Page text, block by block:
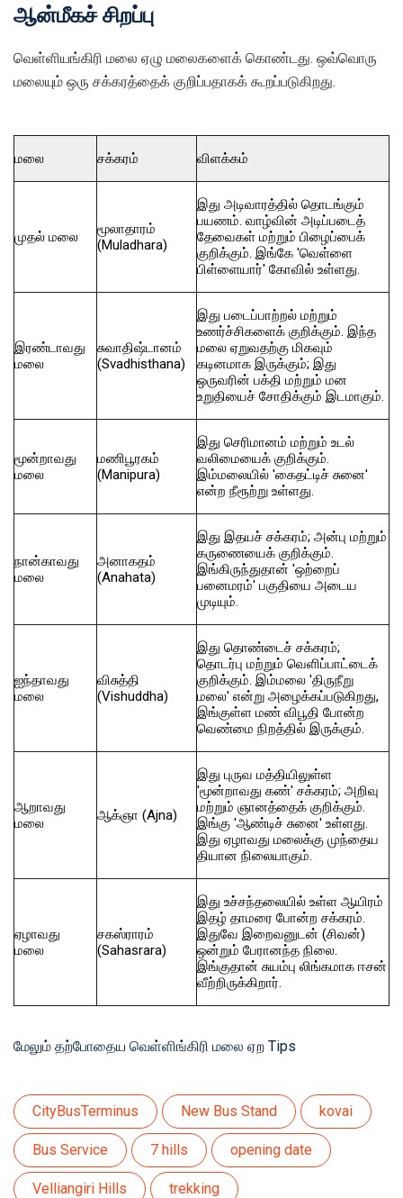
ஆன்மீகச் சிறப்பு
வெள்ளியங்கிரி மலை ஏழு மலைகளைக் கொண்டது. ஒவ்வொரு
மலையும் ஒரு சக்கரத்தைக் குறிப்பதாகக் கூறப்படுகிறது.
மலை சக்கரம் விளக்கம்
முதல் மலை
மூலாதாரம்
(Muladhara)
இது அடிவாரத்தில் தொடங்கும்
பயணம். வாழ்வின் அடிப்படைத்
தேவைகள் மற்றும் பிழைப்பைக்
குறிக்கும். இங்கே 'வெள்ளை
பிள்ளையார்' கோவில் உள்ளது.
இரண்டாவது
மலை
சுவாதிஷ்டானம்
(Svadhisthana)
இது படைப்பாற்றல் மற்றும்
உணர்ச்சிகளைக் குறிக்கும். இந்த
மலை ஏறுவதற்கு மிகவும்
கடினமாக இருக்கும்; இது
ஒருவரின் பக்தி மற்றும் மன
உறுதியைச் சோதிக்கும் இடமாகும்.
மூன்றாவது
மலை
மணிபூரகம்
(Manipura)
இது செரிமானம் மற்றும் உடல்
வலிமையைக் குறிக்கும்.
இம்மலையில் 'கைதட்டிச் சுனை'
என்ற நீரூற்று உள்ளது.
நான்காவது
மலை
அனாகதம்
(Anahata)
இது இதயச் சக்கரம்; அன்பு மற்றும்
கருணையைக் குறிக்கும்.
இங்கிருந்துதான் 'ஒற்றைப்
பனைமரம்' பகுதியை அடைய
முடியும்.
ஐந்தாவது
மலை
விசுத்தி
(Vishuddha)
இது தொண்டைச் சக்கரம்;
தொடர்பு மற்றும் வெளிப்பாட்டைக்
குறிக்கும். இம்மலை 'திருநீறு
மலை' என்று அழைக்கப்படுகிறது,
இங்குள்ள மண் விபூதி போன்ற
வெண்மை நிறத்தில் இருக்கும்.
ஆறாவது
மலை
ஆக்ஞா (Ajna)
இது புருவ மத்தியிலுள்ள
'மூன்றாவது கண்' சக்கரம்; அறிவு
மற்றும் ஞானத்தைக் குறிக்கும்.
இங்கு 'ஆண்டிச் சுனை' உள்ளது.
இது ஏழாவது மலைக்கு முந்தைய
தியான நிலையாகும்.
ஏழாவது
மலை
சகஸ்ராரம்
(Sahasrara)
இது உச்சந்தலையில் உள்ள ஆயிரம்
இதழ் தாமரை போன்ற சக்கரம்.
இதுவே இறைவனுடன் (சிவன்)
ஒன்றும் பேரானந்த நிலை.
இங்குதான் சுயம்பு லிங்கமாக ஈசன்
வீற்றிருக்கிறார்.
மேலும் தற்போதைய வெள்ளிங்கிரி மலை ஏற Tips
CityBusTerminus New Bus Stand kovai
Bus Service 7 hills opening date
Velliangiri Hills trekking